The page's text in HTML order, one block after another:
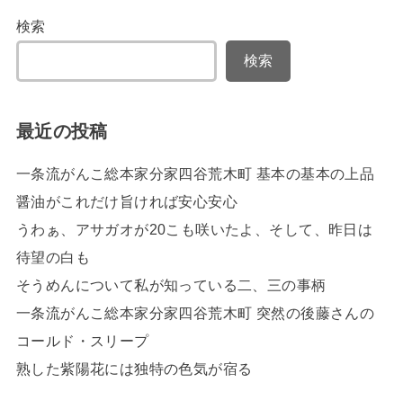
検索
検索
最近の投稿
一条流がんこ総本家分家四谷荒木町 基本の基本の上品
醤油がこれだけ旨ければ安心安心
うわぁ、アサガオが20こも咲いたよ、そして、昨日は
待望の白も
そうめんについて私が知っている二、三の事柄
一条流がんこ総本家分家四谷荒木町 突然の後藤さんの
コールド・スリープ
熟した紫陽花には独特の色気が宿る